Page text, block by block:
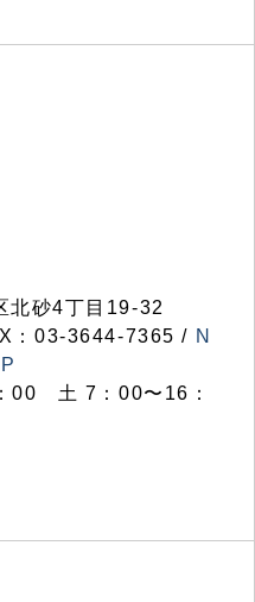
砂4丁目19-32
：03-3644-7365 / N
00 土 7：00〜16：